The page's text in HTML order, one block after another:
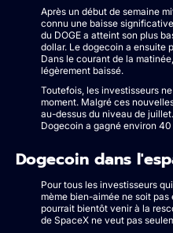
Après un début de semaine
connu une baisse
du DOGE a atteint son plus
dollar. Le dogecoin a ensuite
Dans le courant de la
légèrement baissé.
Toutefois, les investisseurs
moment. Malgré ces
au-dessus du niveau de
Dogecoin a gagné environ 40
Dogecoin dans
Pour tous les investisseurs
mème bien-aimée ne soit
pourrait bientôt venir à la
de SpaceX ne veut pas